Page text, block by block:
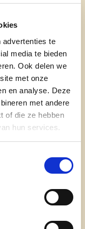
advertenties te
media te bieden
Ook delen we
met onze
en analyse. Deze
met andere
of die ze hebben
hun services.
op Europees
groei,
en heeft
voor onze
worden
op Europees
Gent” voluit
de European
geen